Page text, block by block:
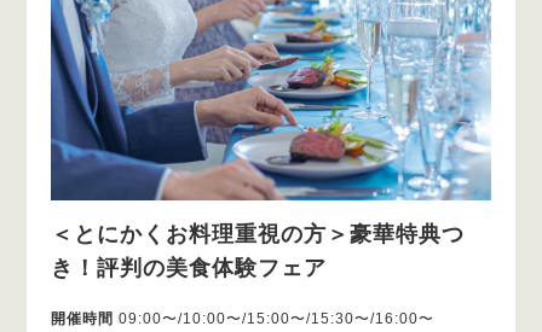
＜とにかくお料理重視の方＞豪華特典つ
き！評判の美食体験フェア
開催時間 09:00〜/10:00〜/15:00〜/15:30〜/16:00〜